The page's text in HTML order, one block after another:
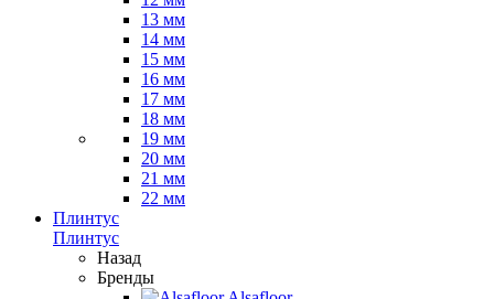
13 мм
14 мм
15 мм
16 мм
17 мм
18 мм
19 мм
20 мм
21 мм
22 мм
Плинтус
Плинтус
Назад
Бренды